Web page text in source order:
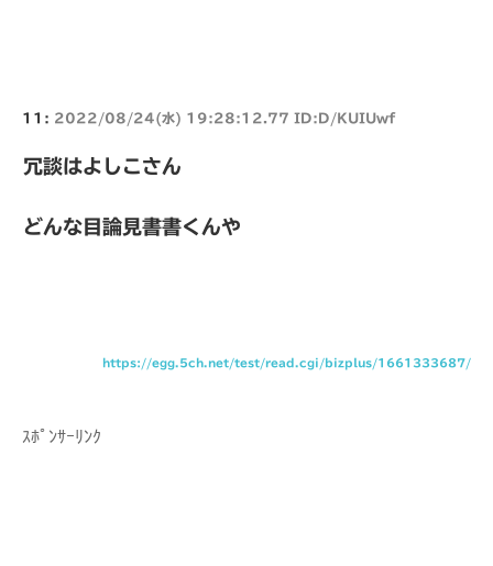
11: 2022/08/24(水) 19:28:12.77 ID:D/KUIUwf
冗談はよしこさん
どんな目論見書書くんや
https://egg.5ch.net/test/read.cgi/bizplus/1661333687/
ｽﾎﾟﾝｻｰﾘﾝｸ